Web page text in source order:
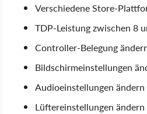
Verschiedene Store-
TDP-Leistung zwischen 8
Controller-Belegung
Bildschirmeinstellungen
Audioeinstellungen ändern
Lüftereinstellungen